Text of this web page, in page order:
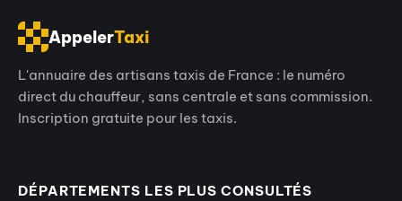
AppelerTaxi
L'annuaire des artisans taxis de France : le numéro
direct du chauffeur, sans centrale et sans commission.
Inscription gratuite pour les taxis.
DÉPARTEMENTS LES PLUS CONSULTÉS